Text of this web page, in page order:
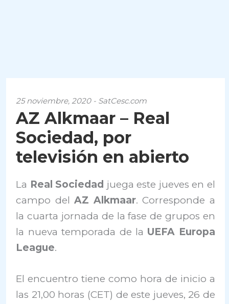
25 noviembre, 2020 - SatCesc.com
AZ Alkmaar – Real
Sociedad, por
televisión en abierto
La Real Sociedad juega este jueves en el
campo delAZ Alkmaar. Corresponde a
la cuarta jornada de la fase de grupos en
la nueva temporada de la UEFA Europa
League.
El encuentro tiene como hora de inicio a
las 21,00 horas (CET) de este jueves, 26 de